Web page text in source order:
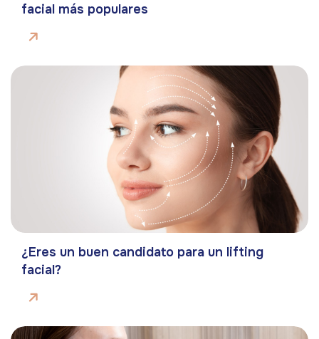
facial más populares
¿Eres un buen candidato para un lifting
facial?